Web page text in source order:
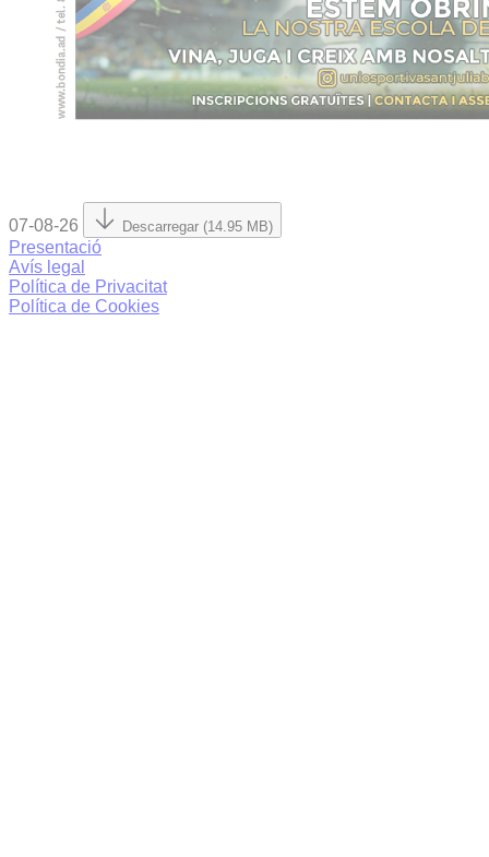
07-08-26 Descarregar (14.95 MB)
Presentació
Avís legal
Política de Privacitat
Política de Cookies